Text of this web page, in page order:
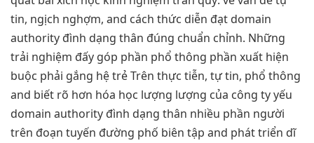
tin, ngịch nghợm, and cách thức diễn đạt domain
authority đình dạng thân đúng chuẩn chỉnh. Những
trải nghiệm đấy góp phần phổ thông phần xuất hiện
buộc phải gắng hệ trẻ Trên thực tiễn, tự tin, phổ thông
and biết rõ hơn hóa học lượng lượng của công ty yếu
domain authority đình dạng thân nhiều phần người
trên đoạn tuyến đường phố biên tập and phát triển dĩ